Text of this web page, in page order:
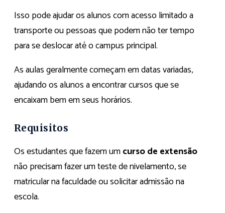
Isso pode ajudar os alunos com acesso limitado a
transporte ou pessoas que podem não ter tempo
para se deslocar até o campus principal.
As aulas geralmente começam em datas variadas,
ajudando os alunos a encontrar cursos que se
encaixam bem em seus horários.
Requisitos
Os estudantes que fazem umcurso de extensão
não precisam fazer um teste de nivelamento, se
matricular na faculdade ou solicitar admissão na
escola.